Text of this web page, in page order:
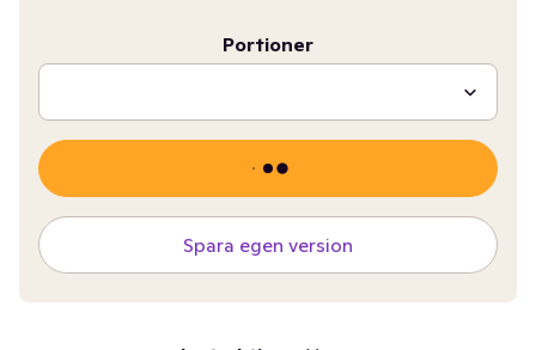
Portioner
Spara egen version